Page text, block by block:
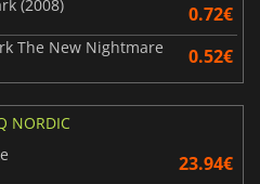
(2008) 0.72€
The New Nightmare 0.52€
NORDIC
23.94€